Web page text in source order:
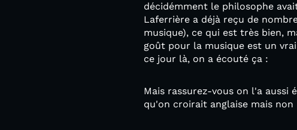
décidémment le philosophe
Laferrière a déjà reçu de
musique), ce qui est très bien,
goût pour la musique est un
ce jour là, on a écouté ça :
Mais rassurez-vous on l'a aussi
qu'on croirait anglaise mais non